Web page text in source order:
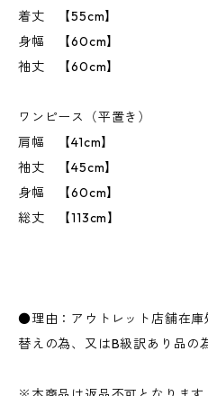
着丈 【55cm】
身幅 【60cm】
袖丈 【60cm】
ワンピース（平置き）
肩幅 【41cm】
袖丈 【45cm】
身幅 【60cm】
総丈 【113cm】
●理由：アウトレット店舗在庫
替えの為、又はB級訳あり品の